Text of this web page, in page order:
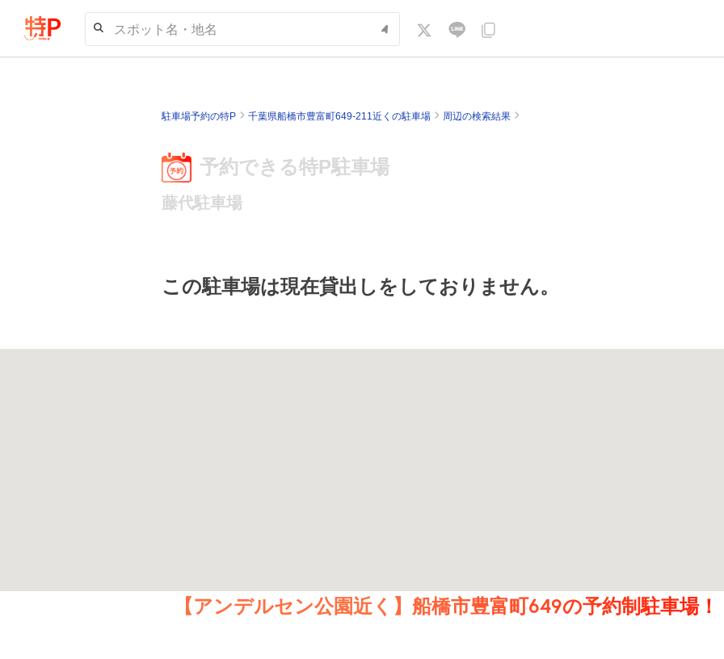
スポット名・地名
駐車場予約の特P 千葉県船橋市豊富町649-211近くの駐車場 周辺の検索結果
予約できる特P駐車場
藤代駐車場
この駐車場は現在貸出しをしておりません。
【アンデルセン公園近く】船橋市豊富町649の予約制駐車場！